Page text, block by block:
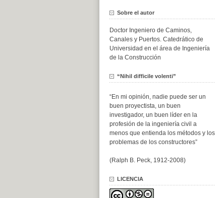
Sobre el autor
Doctor Ingeniero de Caminos,
Canales y Puertos. Catedrático de
Universidad en el área de Ingeniería
de la Construcción
“Nihil difficile volenti”
“En mi opinión, nadie puede ser un
buen proyectista, un buen
investigador, un buen líder en la
profesión de la ingeniería civil a
menos que entienda los métodos y los
problemas de los constructores”
(Ralph B. Peck, 1912-2008)
LICENCIA